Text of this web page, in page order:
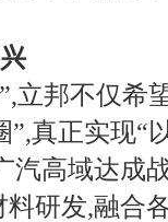
立邦不仅希
”,真正实现“
汽高域达成
研发,融合